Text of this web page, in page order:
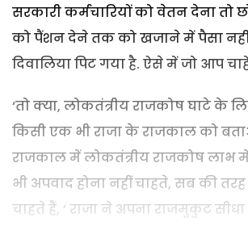
सरकारी कर्मचारियों को वेतन देना तो
को पैंशन देने तक को खजाने में पैसा
दिवालिया पिट गया है. ऐसे में जो आप चाहें
‘तो क्या, लोकतंत्रीय राजकोष घाटे के
किसी एक भी राजा के राजकाल को
राजकाल में लोकतंत्रीय राजकोष लाभ में
भी अपवाद होना नहीं चाहते, सब की तरह
चाहते हैं, ’ राजा ने अपना राजमुकुट